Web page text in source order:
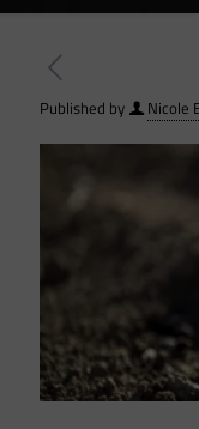
Published by Nicole